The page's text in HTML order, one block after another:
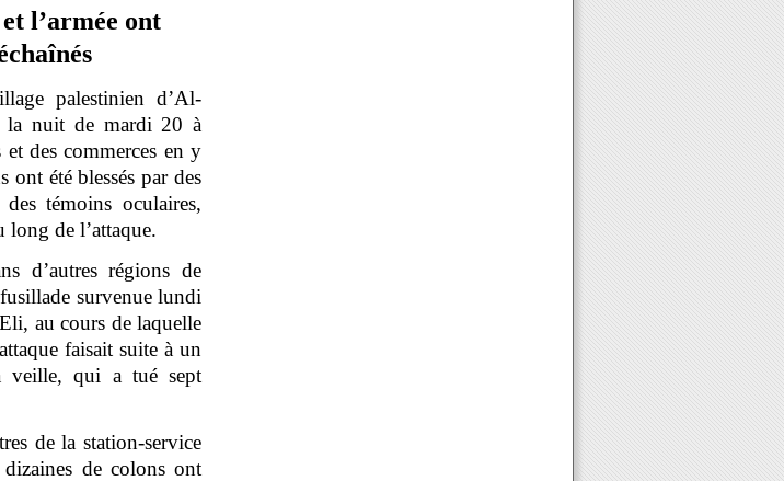
l’armée ont
palestinien d’Al-
la nuit de mardi 20 à
des commerces en y
ont été blessés par des
témoins oculaires,
long de l’attaque.
d’autres régions de
survenue lundi
au cours de laquelle
faisait suite à un
veille, qui a tué sept
de la station-service
de colons ont